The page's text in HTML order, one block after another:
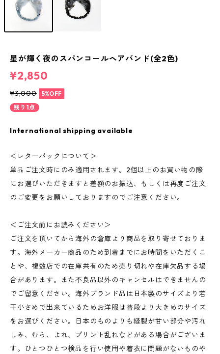
星が輝く夜のスパンコールヘアバンド(全2色)
¥2,850
¥3,000
5%OFF
残り1点
International shipping available
＜レターパックについて＞
単品ご注文時にのみ適用されます。2個以上のお買い物の際
にお選びいただきますと差額のお振込、もしくは再度ご注文
のご変更をお願いしておりますのでご注意ください。
＜ご注文前にお読みください＞
ご注文を頂いてから海外の倉庫より商品を取り寄せておりま
す。海外メーカー商品のため到着までにお時間をいただくこ
とや、複数店での在庫共有のため売り切れや在庫欠品する場
合があります。また不良品以外のキャンセルはできませんの
でご留意ください。海外ブランド品は日本製のサイズより若
干小さめで出来ているためお洋服は普段より大きめのサイズ
をお選びください。日本のものよりも縫製が甘い部分や汚れ
しみ、むら、よれ、プリント乱れなどがある場合がございま
す。ひとつひとつ検品を行い使用や着衣に問題がないものや